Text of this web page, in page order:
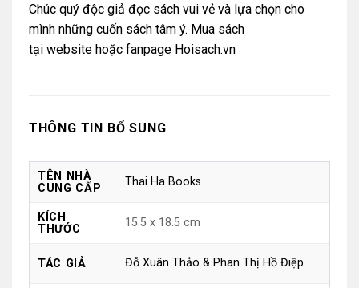
Chúc quý độc giả đọc sách vui vẻ và lựa chọn cho
mình những cuốn sách tâm ý. Mua sách
tại websitehoặc fanpage Hoisach.vn
THÔNG TIN BỔ SUNG
TÊN NHÀ
CUNG CẤP
Thai Ha Books
KÍCH
THƯỚC
15.5 x 18.5 cm
TÁC GIẢ Đỗ Xuân Thảo & Phan Thị Hồ Điệp